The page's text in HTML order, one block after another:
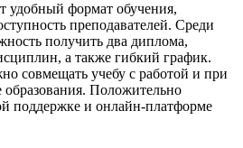
удобный формат обучения,
преподавателей. Среди
получить два диплома,
а также гибкий график.
совмещать учебу с работой и при
образования. Положительно
поддержке и онлайн-платформе